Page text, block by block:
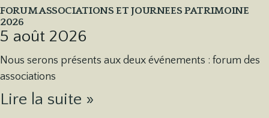
FORUM ASSOCIATIONS ET JOURNEES PATRIMOINE
2026
5 août 2026
Nous serons présents aux deux événements : forum des
associations
Lire la suite »